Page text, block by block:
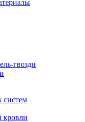
гвозди
систем
кровли